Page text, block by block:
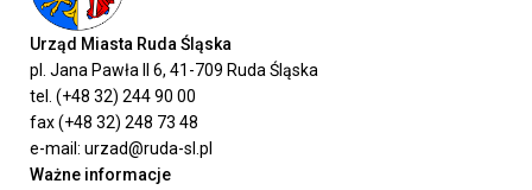
Urząd Miasta Ruda Śląska
pl. Jana Pawła II 6, 41-709 Ruda Śląska
tel. (+48 32) 244 90 00
fax (+48 32) 248 73 48
e-mail: urzad@ruda-sl.pl
Ważne informacje